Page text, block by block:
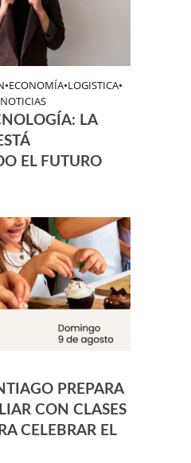
•ECONOMÍA•LOGISTICA•
NOTICIAS
LA
EL FUTURO
PREPARA
CON CLASES
CELEBRAR EL